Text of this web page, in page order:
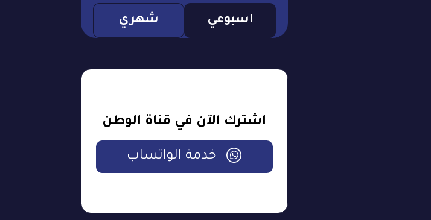
اسبوعي شهري
اشترك الآن في قناة الوطن
خدمة الواتساب